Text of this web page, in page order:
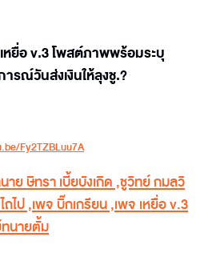
หยื่อ v.3 โพสต์ภาพพร้อมระบุ
ารณ์วันส่งเงินให้ลุงชู.?
Fy2TZBLuu7A
าย ษิทรา เบี้ยบังเกิด ,ชูวิทย์ กมลวิ
ถไป,เพจ บิ๊กเกรียน,เพจ เหยื่อ v.3
นายตั้ม